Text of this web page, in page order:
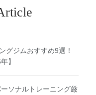
グジムおすすめ9選！
】
ソナルトレーニング厳